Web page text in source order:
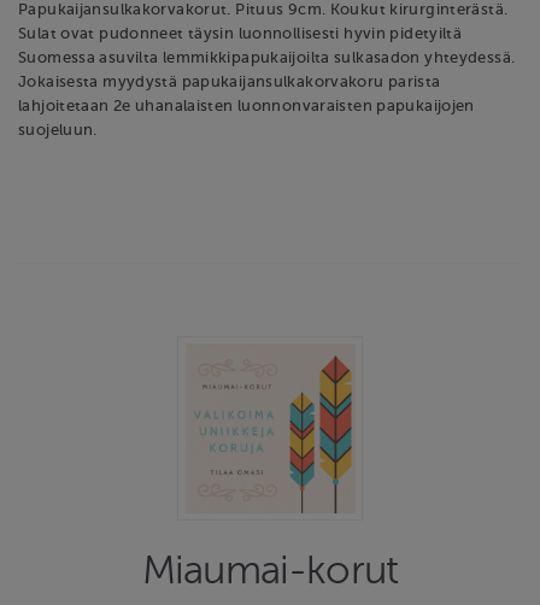
Papukaijansulkakorvakorut. Pituus 9cm. Koukut kirurginterästä.
Sulat ovat pudonneet täysin luonnollisesti hyvin pidetyiltä
Suomessa asuvilta lemmikkipapukaijoilta sulkasadon yhteydessä.
Jokaisesta myydystä papukaijansulkakorvakoru parista
lahjoitetaan 2e uhanalaisten luonnonvaraisten papukaijojen
suojeluun.
Miaumai-korut